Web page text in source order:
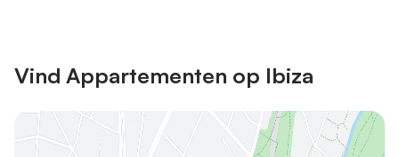
Vind Appartementen op Ibiza